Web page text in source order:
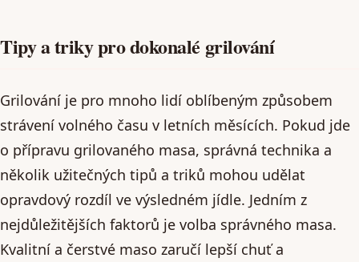
Tipy a triky pro dokonalé grilování
Grilování je pro mnoho lidí oblíbeným způsobem
strávení volného času v letních měsících. Pokud jde
o přípravu grilovaného masa, správná technika a
několik užitečných tipů a triků mohou udělat
opravdový rozdíl ve výsledném jídle. Jedním z
nejdůležitějších faktorů je volba správného masa.
Kvalitní a čerstvé maso zaručí lepší chuť a